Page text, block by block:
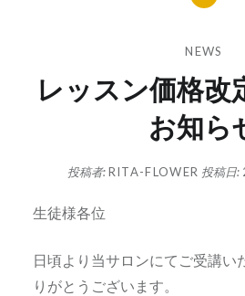
NEWS
レッスン価格改
お知ら
投稿者:RITA-FLOWER 投稿日:
生徒様各位
日頃より当サロンにてご受講い
りがとうございます。